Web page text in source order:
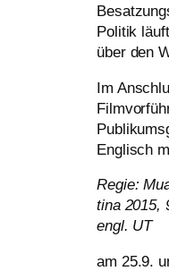
Politik
über den
Im
Englisch
Regie:
tina 2015,
engl. UT
am 25.9.